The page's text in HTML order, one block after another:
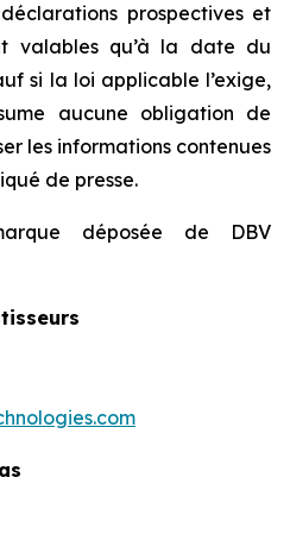
prospectives et
valables qu’à la date du
si la loi applicable l’exige,
aucune obligation de
les informations contenues
de presse.
déposée de DBV